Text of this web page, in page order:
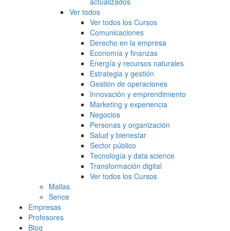
Ver todos
Ver todos los Cursos
Comunicaciones
Derecho en la empresa
Economía y finanzas
Energía y recursos naturales
Estrategia y gestión
Gestión de operaciones
Innovación y emprendimiento
Marketing y experiencia
Negocios
Personas y organización
Salud y bienestar
Sector público
Tecnología y data science
Transformación digital
Ver todos los Cursos
Mallas
Sence
Empresas
Profesores
Blog